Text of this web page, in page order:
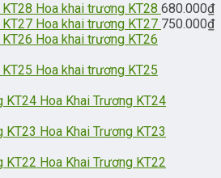
Hoa khai trương KT28 680.000₫
Hoa khai trương KT27 750.000₫
Hoa khai trương KT26
Hoa khai trương KT25
Hoa Khai Trương KT24
Hoa Khai Trương KT23
Hoa Khai Trương KT22